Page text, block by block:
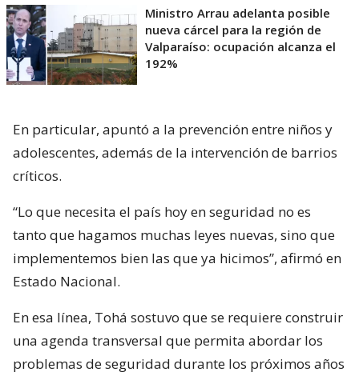
Ministro Arrau adelanta posible
nueva cárcel para la región de
Valparaíso: ocupación alcanza el
192%
En particular, apuntó a la prevención entre niños y
adolescentes, además de la intervención de barrios
críticos.
“Lo que necesita el país hoy en seguridad no es
tanto que hagamos muchas leyes nuevas, sino que
implementemos bien las que ya hicimos”, afirmó en
Estado Nacional.
En esa línea, Tohá sostuvo que se requiere construir
una agenda transversal que permita abordar los
problemas de seguridad durante los próximos años